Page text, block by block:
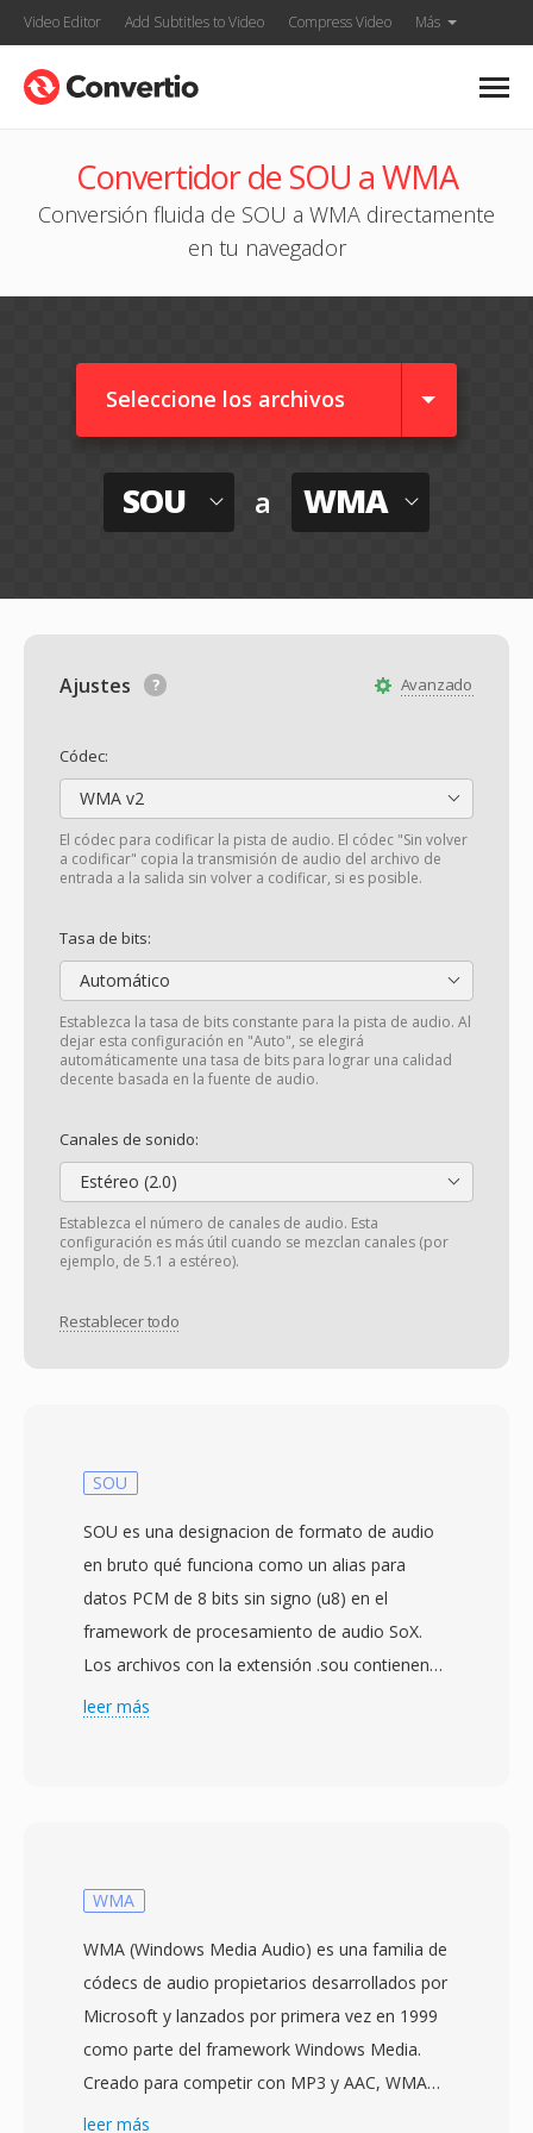
Video Editor Add Subtitles to Video Compress Video Más
Convertidor de SOU a WMA
Conversión fluida de SOU a WMA directamente
en tu navegador
Seleccione los archivos
SOU a WMA
Avanzado
Ajustes
Códec:
WMA v2
El códec para codificar la pista de audio. El códec "Sin volver
a codificar" copia la transmisión de audio del archivo de
entrada a la salida sin volver a codificar, si es posible.
Tasa de bits:
Automático
Establezca la tasa de bits constante para la pista de audio. Al
dejar esta configuración en "Auto", se elegirá
automáticamente una tasa de bits para lograr una calidad
decente basada en la fuente de audio.
Canales de sonido:
Estéreo (2.0)
Establezca el número de canales de audio. Esta
configuración es más útil cuando se mezclan canales (por
ejemplo, de 5.1 a estéreo).
Restablecer todo
SOU
SOU es una designacion de formato de audio
en bruto qué funciona como un alias para
datos PCM de 8 bits sin signo (u8) en el
framework de procesamiento de audio SoX.
Los archivos con la extensión .sou contienen
muestras de audio sin cabecera y sin
frecuencia de muestreo y conteo de canales
suposicion predeterminada es típicamente
mono a 8000 Hz, aunque los datos pueden
representar cualquier tasa qué el hardware de
grabación soportara. La codificación u8 qué
SOU representa como alias es una de las
leer más
WMA
WMA (Windows Media Audio) es una familia de
códecs de audio propietarios desarrollados por
Microsoft y lanzados por primera vez en 1999
como parte del framework Windows Media.
Creado para competir con MP3 y AAC, WMA
Standard utiliza codificación perceptual para
leer más